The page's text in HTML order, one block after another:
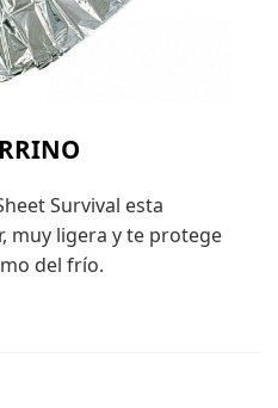
Survival esta
muy ligera y te protege
del frío.